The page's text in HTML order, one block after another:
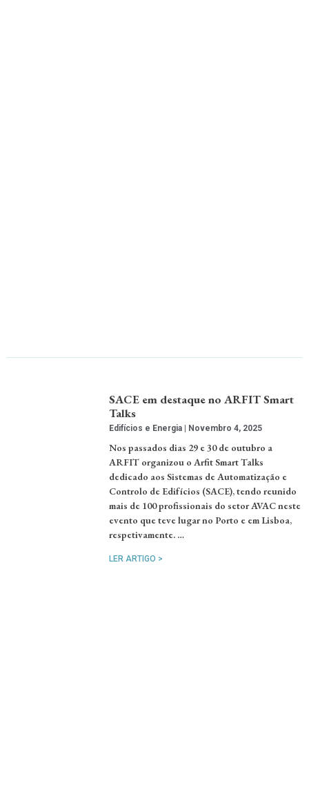
SACE em destaque no ARFIT Smart
Talks
Edifícios e Energia Novembro 4, 2025
Nos passados dias 29 e 30 de outubro a
ARFIT organizou o Arfit Smart Talks
dedicado aos Sistemas de Automatização e
Controlo de Edifícios (SACE), tendo reunido
mais de 100 profissionais do setor AVAC neste
evento que teve lugar no Porto e em Lisboa,
respetivamente. …
LER ARTIGO >